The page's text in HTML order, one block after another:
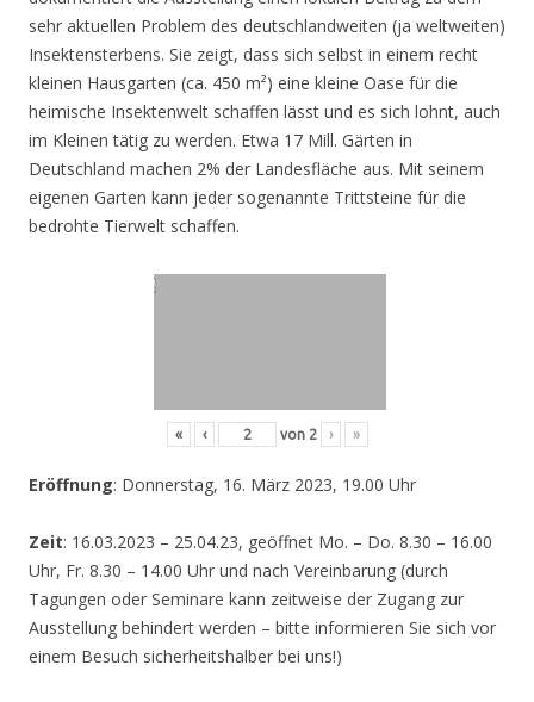
sehr aktuellen Problem des deutschlandweiten (ja weltweiten)
Insektensterbens. Sie zeigt, dass sich selbst in einem recht
kleinen Hausgarten (ca. 450 m²) eine kleine Oase für die
heimische Insektenwelt schaffen lässt und es sich lohnt, auch
im Kleinen tätig zu werden. Etwa 17 Mill. Gärten in
Deutschland machen 2% der Landesfläche aus. Mit seinem
eigenen Garten kann jeder sogenannte Trittsteine für die
bedrohte Tierwelt schaffen.
« ‹ von 2 › »
Eröffnung: Donnerstag, 16. März 2023, 19.00 Uhr
Zeit: 16.03.2023 – 25.04.23, geöffnet Mo. – Do. 8.30 – 16.00
Uhr, Fr. 8.30 – 14.00 Uhr und nach Vereinbarung (durch
Tagungen oder Seminare kann zeitweise der Zugang zur
Ausstellung behindert werden – bitte informieren Sie sich vor
einem Besuch sicherheitshalber bei uns!)